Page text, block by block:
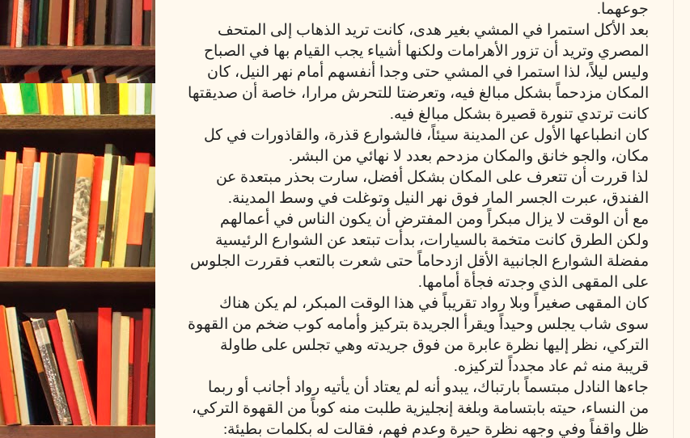
جوعهما.
بعد الأكل استمرا في المشي بغير هدى، كانت تريد الذهاب إلى المتحف
المصري وتريد أن تزور الأهرامات ولكنها أشياء يجب القيام بها في الصباح
وليس ليلاً، لذا استمرا في المشي حتى وجدا أنفسهم أمام نهر النيل، كان
المكان مزدحماً بشكل مبالغ فيه، وتعرضتا للتحرش مرارا، خاصة أن صديقتها
كانت ترتدي تنورة قصيرة بشكل مبالغ فيه.
كان انطباعها الأول عن المدينة سيئاً، فالشوارع قذرة، والقاذورات في كل
مكان، والجو خانق والمكان مزدحم بعدد لا نهائي من البشر.
لذا قررت أن تتعرف على المكان بشكل أفضل، سارت بحذر مبتعدة عن
الفندق، عبرت الجسر المار فوق نهر النيل وتوغلت في وسط المدينة.
مع أن الوقت لا يزال مبكراً ومن المفترض أن يكون الناس في أعمالهم
ولكن الطرق كانت متخمة بالسيارات، بدأت تبتعد عن الشوارع الرئيسية
مفضلة الشوارع الجانبية الأقل ازدحاماً حتى شعرت بالتعب فقررت الجلوس
على المقهى الذي وجدته فجأة أمامها.
كان المقهى صغيراً وبلا رواد تقريباً في هذا الوقت المبكر، لم يكن هناك
سوى شاب يجلس وحيداً ويقرأ الجريدة بتركيز وأمامه كوب ضخم من القهوة
التركي، نظر إليها نظرة عابرة من فوق جريدته وهي تجلس على طاولة
قريبة منه ثم عاد مجدداً لتركيزه.
جاءها النادل مبتسماً بارتباك، يبدو أنه لم يعتاد أن يأتيه رواد أجانب أو ربما
من النساء، حيته بابتسامة وبلغة إنجليزية طلبت منه كوباً من القهوة التركي،
ظل واقفاً وفي وجهه نظرة حيرة وعدم فهم، فقالت له بكلمات بطيئة: